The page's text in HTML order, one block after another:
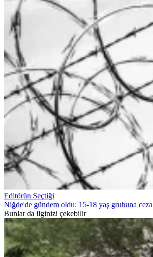
Editörün Seçtiği
Niğde'de gündem oldu: 15-18 yaş grubuna ceza
Bunlar da ilginizi çekebilir